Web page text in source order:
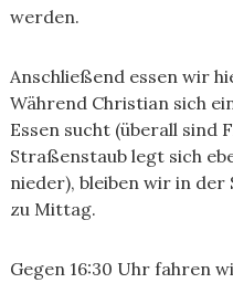
werden.
Anschließend essen wir
Während Christian sich
Essen sucht (überall sind
Straßenstaub legt sich
nieder), bleiben wir in
zu Mittag.
Gegen 16:30 Uhr fahren